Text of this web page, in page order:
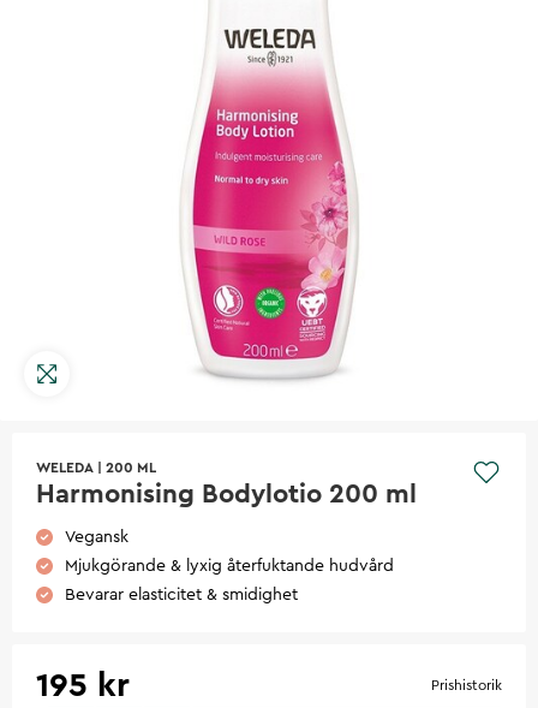
WELEDA 200 ML
Harmonising Bodylotio 200 ml
Vegansk
Mjukgörande & lyxig återfuktande hudvård
Bevarar elasticitet & smidighet
195 kr Prishistorik